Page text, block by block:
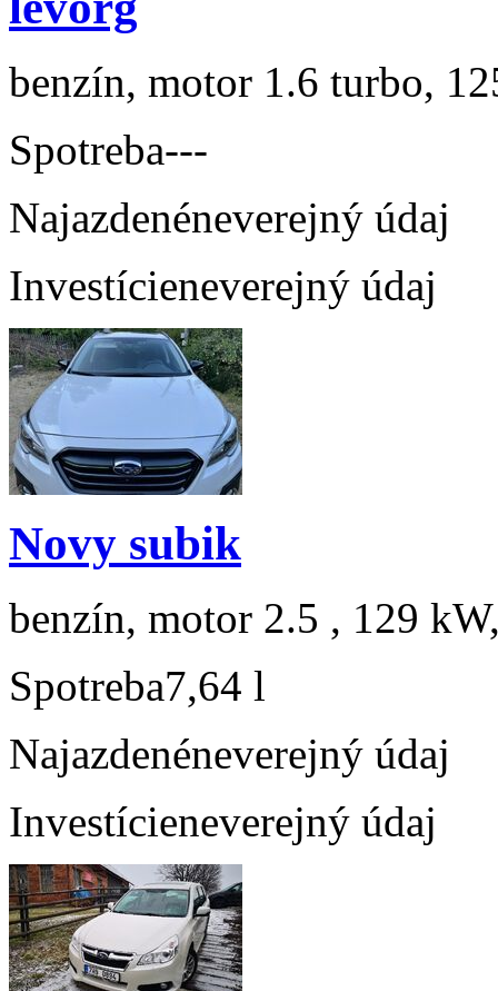
benzín, motor 1.6 turbo,
Spotreba---
Najazdenéneverejný údaj
Investícieneverejný údaj
Novy subik
benzín, motor 2.5 , 129
Spotreba7,64 l
Najazdenéneverejný údaj
Investícieneverejný údaj